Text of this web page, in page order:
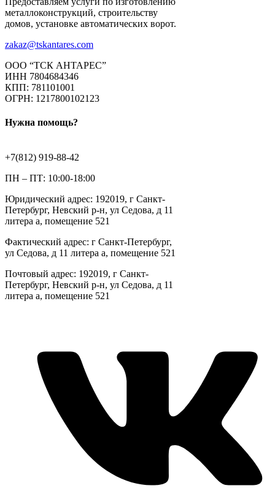
металлоконструкций, строительству
домов, установке автоматических ворот.
zakaz@tskantares.com
ООО “ТСК АНТАРЕС”
ИНН 7804684346
КПП: 781101001
ОГРН: 1217800102123
Нужна помощь?
+7(812) 919-88-42
ПН – ПТ: 10:00-18:00
Юридический адрес: 192019, г Санкт-
Петербург, Невский р-н, ул Седова, д 11
литера а, помещение 521
Фактический адрес: г Санкт-Петербург,
ул Седова, д 11 литера а, помещение 521
Почтовый адрес: 192019, г Санкт-
Петербург, Невский р-н, ул Седова, д 11
литера а, помещение 521